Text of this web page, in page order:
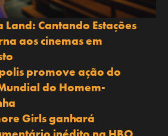
Land: Cantando Estações
aos cinemas em
promove ação do
do Homem-
Girls ganhará